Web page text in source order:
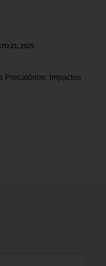
21, 2025
Precatórios: Impactos